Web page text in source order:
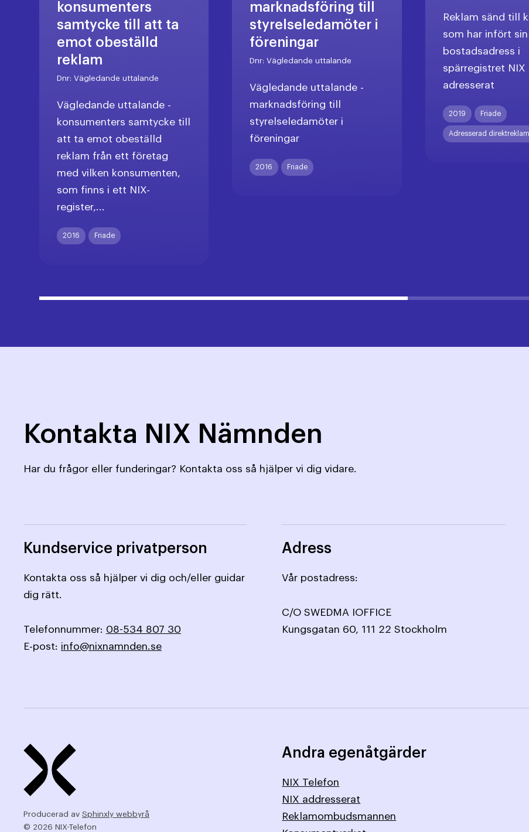
konsumenters
samtycke till att ta
emot obeställd
reklam
Dnr:Vägledande uttalande
Vägledande uttalande -
konsumenters samtycke till
att ta emot obeställd
reklam från ett företag
med vilken konsumenten,
som finns i ett NIX-
register,...
2016 Friade
marknadsföring till
styrelseledamöter i
föreningar
Dnr:Vägledande uttalande
Vägledande uttalande -
marknadsföring till
styrelseledamöter i
föreningar
2016 Friade
Reklam sänd till
som har infört sin
bostadsadress i
spärregistret NIX
adresserat
2019 Friade
Adresserad direktreklam
Kontakta NIX Nämnden
Har du frågor eller funderingar? Kontakta oss så hjälper vi dig vidare.
Kundservice privatperson
Kontakta oss så hjälper vi dig och/eller guidar
dig rätt.
Telefonnummer: 08-534 807 30
E-post: info@nixnamnden.se
Adress
Vår postadress:
C/O SWEDMA IOFFICE
Kungsgatan 60, 111 22 Stockholm
Producerad av Sphinxly webbyrå
© 2026 NIX-Telefon
Andra egenåtgärder
NIX Telefon
NIX addresserat
Reklamombudsmannen